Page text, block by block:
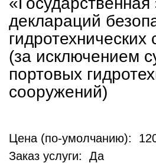
деклараций
(за исключением
портовых
сооружений)
Цена (по-умолчанию):
Заказ услуги: Да